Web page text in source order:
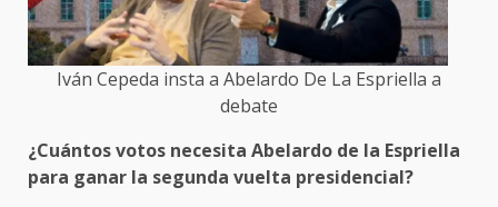
Iván Cepeda insta a Abelardo De La Espriella a
debate
¿Cuántos votos necesita Abelardo de la Espriella
para ganar la segunda vuelta presidencial?